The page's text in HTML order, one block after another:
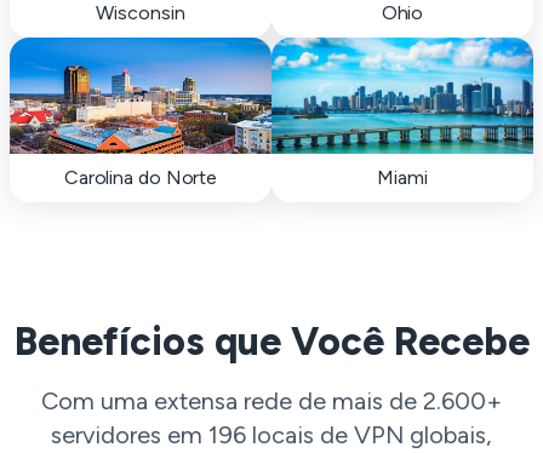
Wisconsin Ohio
Carolina do Norte Miami
Benefícios que Você Recebe
Com uma extensa rede de mais de 2.600+
servidores em 196 locais de VPN globais,